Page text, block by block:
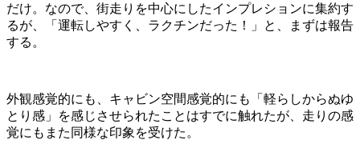
だけ。なので、街走りを中心にしたインプレションに集約す
るが、「運転しやすく、ラクチンだった！」と、まずは報告
する。
外観感覚的にも、キャビン空間感覚的にも「軽らしからぬゆ
とり感」を感じさせられたことはすでに触れたが、走りの感
覚にもまた同様な印象を受けた。